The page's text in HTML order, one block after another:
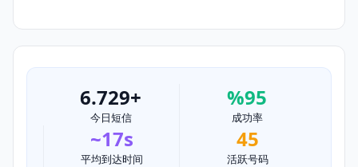
6.729+
今日短信
%95
成功率
~17s
平均到达时间
45
活跃号码